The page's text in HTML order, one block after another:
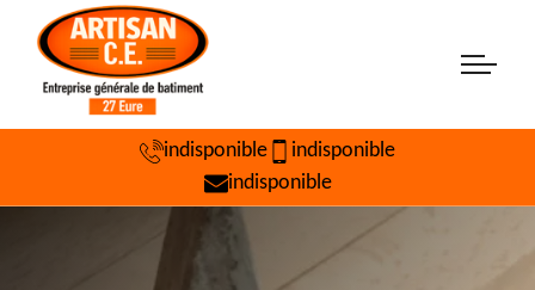
indisponible
indisponible
indisponible